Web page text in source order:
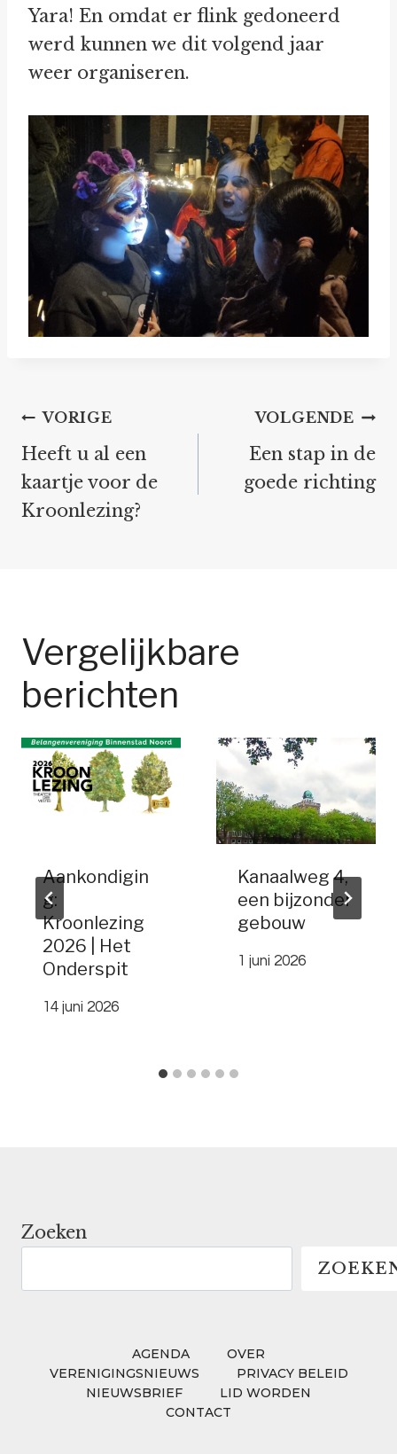
Yara! En omdat er flink gedoneerd
werd kunnen we dit volgend jaar
weer organiseren.
Bericht
navigatie
VORIGE
Heeft u al een
kaartje voor de
Kroonlezing?
VOLGENDE
Een stap in de
goede richting
Vergelijkbare
berichten
Aankondigin
g:
Kroonlezing
2026 | Het
Onderspit
14 juni 2026
Kanaalweg 4,
een bijzonder
gebouw
1 juni 2026
Zoeken
AGENDA
OVER
VERENIGINGSNIEUWS
PRIVACY BELEID
NIEUWSBRIEF
LID WORDEN
CONTACT